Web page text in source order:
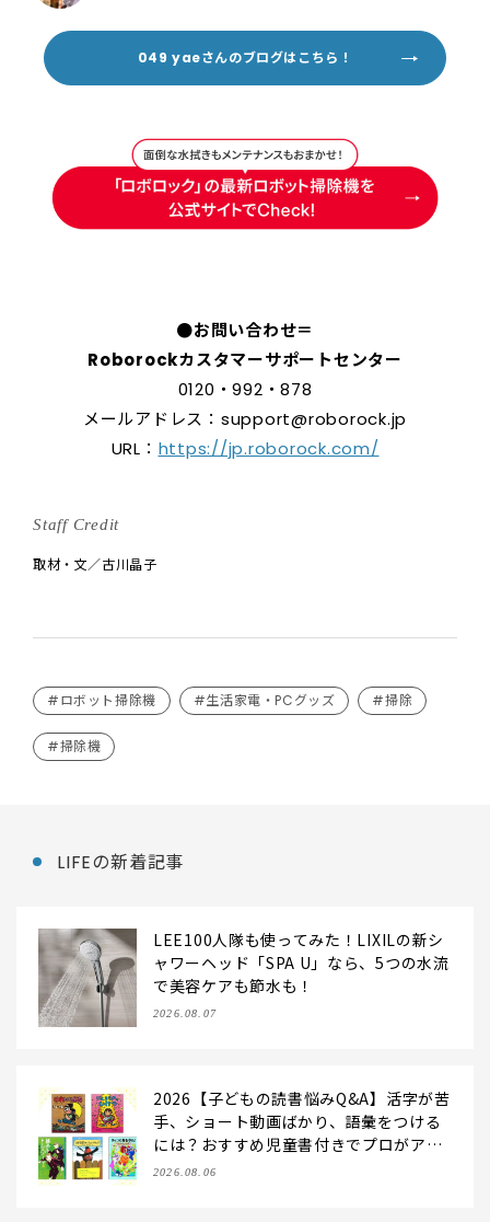
049 yaeさんのブログはこちら！
●お問い合わせ＝
Roborockカスタマーサポートセンター
0120・992・878
メールアドレス：support@roborock.jp
URL： https://jp.roborock.com/
Staff Credit
取材・文／古川晶子
#ロボット掃除機 #生活家電・PCグッズ #掃除
#掃除機
LIFEの新着記事
LEE100人隊も使ってみた！LIXILの新シ
ャワーヘッド「SPA U」なら、5つの水流
で美容ケアも節水も！
2026.08.07
2026【子どもの読書悩みQ&A】活字が苦
手、ショート動画ばかり、語彙をつける
には？おすすめ児童書付きでプロがアン
サー！
2026.08.06